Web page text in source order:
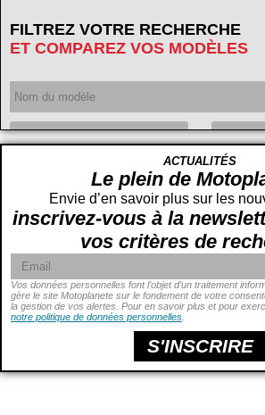
FILTREZ VOTRE RECHERCHE
ET COMPAREZ VOS MODÈLES
Cylindrée
cc
Puissance
ch -
Prix
cm -
ACTUALITÉS
Le plein de
Envie d’en savoir plus sur les
inscrivez-vous à la
vos critères de
Vos données personnelles font l’objet d’un traitement
gère le site Motoplanete sur le fondement de votre
la gestion de vos alertes. Pour en savoir plus et pour
notre politique de données personnelles
S'INSCRIRE